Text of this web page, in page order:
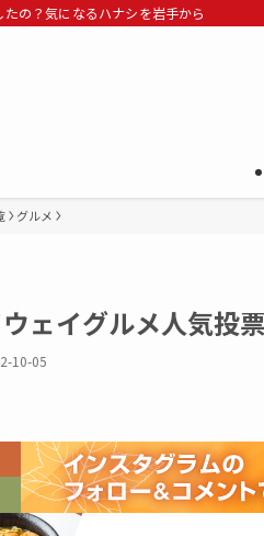
の？気になるハナシを岩手から
グルメ
ウェイグルメ人気
10-05